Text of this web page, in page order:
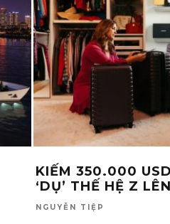
KIẾM 350.000
‘DỤ’ THẾ HỆ Z
NGUYỄN TIỆP